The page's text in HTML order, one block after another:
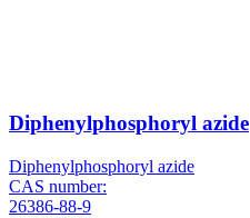
Diphenylphosphoryl azide
Diphenylphosphoryl azide
CAS number:
26386-88-9